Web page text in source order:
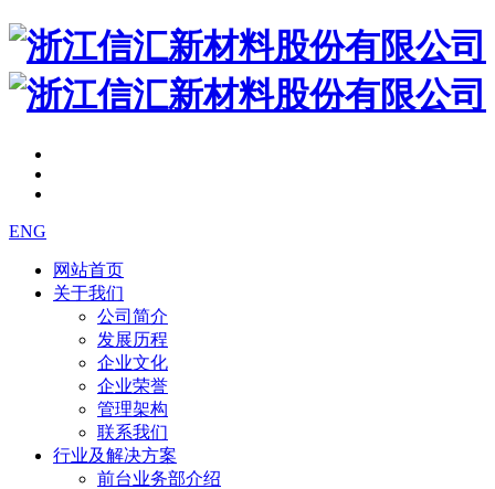
ENG
网站首页
关于我们
公司简介
发展历程
企业文化
企业荣誉
管理架构
联系我们
行业及解决方案
前台业务部介绍